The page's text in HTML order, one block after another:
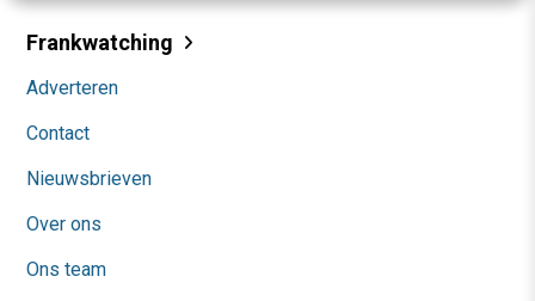
Frankwatching
Adverteren
Contact
Nieuwsbrieven
Over ons
Ons team